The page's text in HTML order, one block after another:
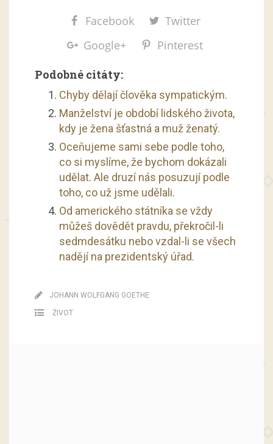
Facebook
Twitter
Google+
Pinterest
Podobné citáty:
Chyby dělají člověka sympatickým.
Manželství je období lidského života,
kdy je žena šťastná a muž ženatý.
Oceňujeme sami sebe podle toho,
co si myslíme, že bychom dokázali
udělat. Ale druzí nás posuzují podle
toho, co už jsme udělali.
Od amerického státníka se vždy
můžeš dovědět pravdu, překročil-li
sedmdesátku nebo vzdal-li se všech
nadějí na prezidentský úřad.
JOHANN WOLFGANG GOETHE
ŽIVOT